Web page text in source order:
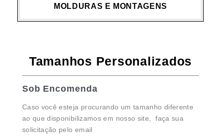
MOLDURAS E MONTAGENS
Tamanhos Personalizados
Sob Encomenda
Caso você esteja procurando um tamanho diferente
ao que disponibilizamos em nosso site, faça sua
solicitação pelo email